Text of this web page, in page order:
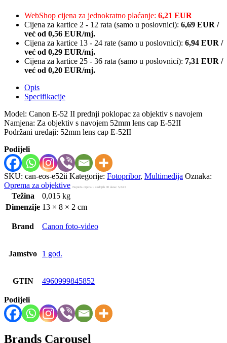
WebShop cijena za jednokratno plaćanje: 6,21 EUR
Cijena za kartice 2 - 12 rata (samo u poslovnici): 6,69 EUR /
već od 0,56 EUR/mj.
Cijena za kartice 13 - 24 rate (samo u poslovnici): 6,94 EUR /
već od 0,29 EUR/mj.
Cijena za kartice 25 - 36 rata (samo u poslovnici): 7,31 EUR /
već od 0,20 EUR/mj.
Opis
Specifikacije
Model: Canon E-52 II prednji poklopac za objektiv s navojem
Namjena: Za objektiv s navojem 52mm lens cap E-52II
Podržani uređaji: 52mm lens cap E-52II
Podijeli
SKU: can-eos-e52ii Kategorije: Fotopribor, Multimedija Oznaka:
Oprema za objektive
Najniža cijena u zadnjih 30 dana: 5,84 €
Težina
0,015 kg
Dimenzije 13 × 8 × 2 cm
Brand Canon foto-video
Jamstvo 1 god.
GTIN 4960999845852
Podijeli
Brands Carousel